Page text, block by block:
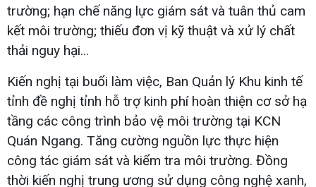
trường; hạn chế năng lực giám sát và tuân thủ cam
kết môi trường; thiếu đơn vị kỹ thuật và xử lý chất
thải nguy hại...
Kiến nghị tại buổi làm việc, Ban Quản lý Khu kinh tế
tỉnh đề nghị tỉnh hỗ trợ kinh phí hoàn thiện cơ sở hạ
tầng các công trình bảo vệ môi trường tại KCN
Quán Ngang. Tăng cường nguồn lực thực hiện
công tác giám sát và kiểm tra môi trường. Đồng
thời kiến nghị trung ương sử dụng công nghệ xanh,